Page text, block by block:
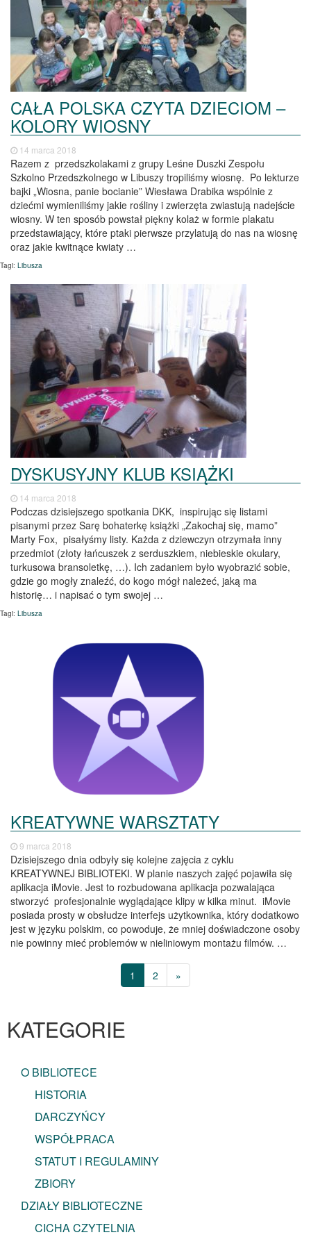
CAŁA POLSKA CZYTA DZIECIOM –
KOLORY WIOSNY
14 marca 2018
Razem z przedszkolakami z grupy Leśne Duszki Zespołu
Szkolno Przedszkolnego w Libuszy tropiliśmy wiosnę. Po lekturze
bajki „Wiosna, panie bocianie” Wiesława Drabika wspólnie z
dziećmi wymieniliśmy jakie rośliny i zwierzęta zwiastują nadejście
wiosny. W ten sposób powstał piękny kolaż w formie plakatu
przedstawiający, które ptaki pierwsze przylatują do nas na wiosnę
oraz jakie kwitnące kwiaty …
Tagi: Libusza
DYSKUSYJNY KLUB KSIĄŻKI
14 marca 2018
Podczas dzisiejszego spotkania DKK, inspirując się listami
pisanymi przez Sarę bohaterkę książki „Zakochaj się, mamo”
Marty Fox, pisałyśmy listy. Każda z dziewczyn otrzymała inny
przedmiot (złoty łańcuszek z serduszkiem, niebieskie okulary,
turkusowa bransoletkę, …). Ich zadaniem było wyobrazić sobie,
gdzie go mogły znaleźć, do kogo mógł należeć, jaką ma
historię… i napisać o tym swojej …
Tagi: Libusza
KREATYWNE WARSZTATY
9 marca 2018
Dzisiejszego dnia odbyły się kolejne zajęcia z cyklu
KREATYWNEJ BIBLIOTEKI. W planie naszych zajęć pojawiła się
aplikacja iMovie. Jest to rozbudowana aplikacja pozwalająca
stworzyć profesjonalnie wyglądające klipy w kilka minut. iMovie
posiada prosty w obsłudze interfejs użytkownika, który dodatkowo
jest w języku polskim, co powoduje, że mniej doświadczone osoby
nie powinny mieć problemów w nieliniowym montażu filmów. …
1 2 »
KATEGORIE
O BIBLIOTECE
HISTORIA
DARCZYŃCY
WSPÓŁPRACA
STATUT I REGULAMINY
ZBIORY
DZIAŁY BIBLIOTECZNE
CICHA CZYTELNIA